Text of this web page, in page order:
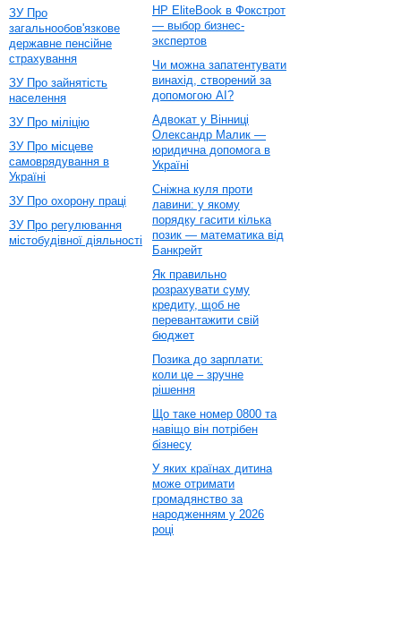
ЗУ Про
загальнообов'язкове
державне пенсійне
страхування
ЗУ Про зайнятість
населення
ЗУ Про міліцію
ЗУ Про місцеве
самоврядування в
Україні
ЗУ Про охорону праці
ЗУ Про регулювання
містобудівної діяльності
HP EliteBook в Фокстрот
— выбор бизнес-
экспертов
Чи можна запатентувати
винахід, створений за
допомогою AI?
Адвокат у Вінниці
Олександр Малик —
юридична допомога в
Україні
Сніжна куля проти
лавини: у якому
порядку гасити кілька
позик — математика від
Банкрейт
Як правильно
розрахувати суму
кредиту, щоб не
перевантажити свій
бюджет
Позика до зарплати:
коли це – зручне
рішення
Що таке номер 0800 та
навіщо він потрібен
бізнесу
У яких країнах дитина
може отримати
громадянство за
народженням у 2026
році